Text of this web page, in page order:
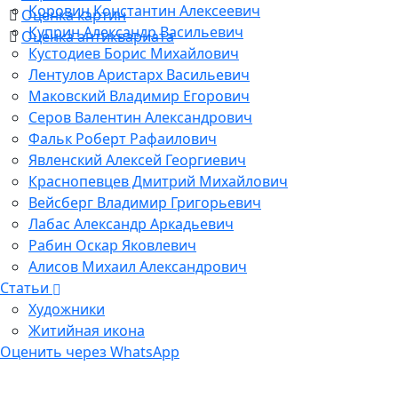
Коровин Константин Алексеевич
Куприн Александр Васильевич
Кустодиев Борис Михайлович
Лентулов Аристарх Васильевич
Маковский Владимир Егорович
Серов Валентин Александрович
Фальк Роберт Рафаилович
Явленский Алексей Георгиевич
Краснопевцев Дмитрий Михайлович
Вейсберг Владимир Григорьевич
Лабас Александр Аркадьевич
Рабин Оскар Яковлевич
Алисов Михаил Александрович
Статьи
Художники
Житийная икона
Оценить через WhatsApp
Оценка картин
Оценка антиквариата